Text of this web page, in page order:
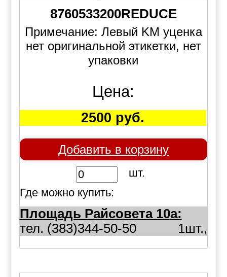
8760533200REDUCE
Примечание: Левый KM уценка
нет оригинальной этикетки, нет
упаковки
Цена:
2500 руб.
Добавить в корзину
шт.
Где можно купить:
Площадь Райсовета 10а:
1шт.,
тел. (383)344-50-50